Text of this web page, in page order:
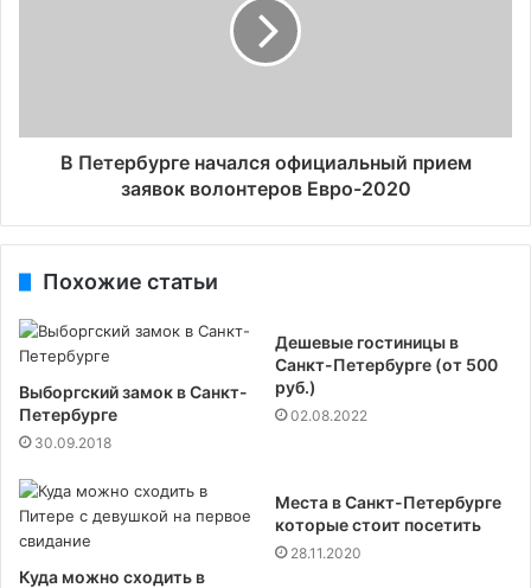
В Петербурге начался официальный прием
заявок волонтеров Евро-2020
Похожие статьи
Выборгский замок в Санкт-
Петербурге
30.09.2018
Дешевые гостиницы в
Санкт-Петербурге (от 500
руб.)
02.08.2022
Куда можно сходить в
Места в Санкт-Петербурге
которые стоит посетить
28.11.2020